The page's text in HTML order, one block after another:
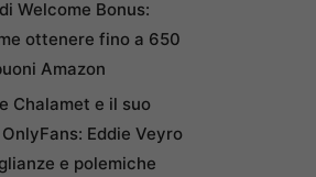
Welcome Bonus:
ottenere fino a 650
Amazon
Chalamet e il suo
Eddie Veyro
e polemiche